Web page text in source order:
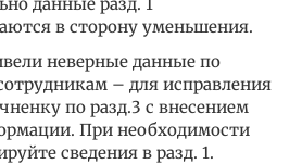
в сторону уменьшения.
неверные данные по
– для исправления
по разд.3 с внесением
При необходимости
сведения в разд. 1.